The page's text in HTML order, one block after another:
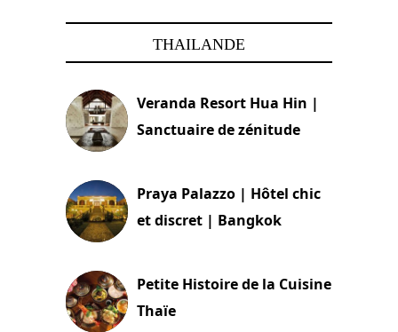
THAILANDE
Veranda Resort Hua Hin |
Sanctuaire de zénitude
Praya Palazzo | Hôtel chic
et discret | Bangkok
Petite Histoire de la Cuisine
Thaïe